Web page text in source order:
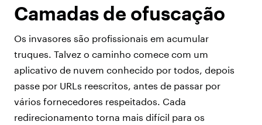
Camadas de ofuscação
Os invasores são profissionais em acumular
truques. Talvez o caminho comece com um
aplicativo de nuvem conhecido por todos, depois
passe por URLs reescritos, antes de passar por
vários fornecedores respeitados. Cada
redirecionamento torna mais difícil para os